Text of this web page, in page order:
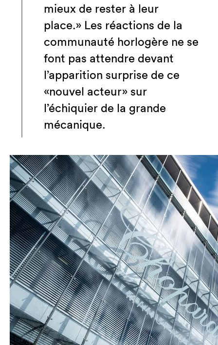
mieux de rester à leur
place.» Les réactions de la
communauté horlogère ne se
font pas attendre devant
l’apparition surprise de ce
«nouvel acteur» sur
l’échiquier de la grande
mécanique.